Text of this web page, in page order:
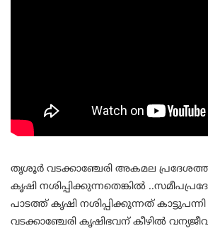
തൃശൂർ വടക്കാഞ്ചേരി അകമല
കൃഷി നശിപ്പിക്കുന്നതെങ്കിൽ
പാടത്ത് കൃഷി നശിപ്പിക്കുന്നത്
വടക്കാഞ്ചേരി കൃഷിഭവന് കീഴിൽ